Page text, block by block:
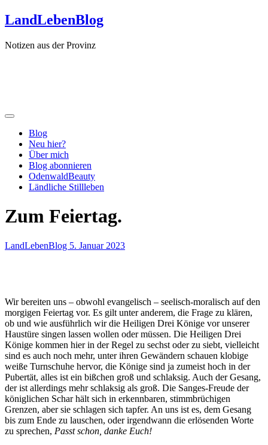
Zum
Inhalt
LandLebenBlog
Notizen aus der Provinz
Blog
Neu hier?
Über mich
Blog abonnieren
OdenwaldBeauty
Ländliche Stillleben
Zum Feiertag.
LandLebenBlog 5. Januar 2023
Wir bereiten uns – obwohl evangelisch – seelisch-moralisch auf den
morgigen Feiertag vor. Es gilt unter anderem, die Frage zu klären,
ob und wie ausführlich wir die Heiligen Drei Könige vor unserer
Haustüre singen lassen wollen oder müssen. Die Heiligen Drei
Könige kommen hier in der Regel zu sechst oder zu siebt, vielleicht
sind es auch noch mehr, unter ihren Gewändern schauen klobige
weiße Turnschuhe hervor, die Könige sind ja zumeist hoch in der
Pubertät, alles ist ein bißchen groß und schlaksig. Auch der Gesang,
der ist allerdings mehr schlaksig als groß. Die Sanges-Freude der
königlichen Schar hält sich in erkennbaren, stimmbrüchigen
Grenzen, aber sie schlagen sich tapfer. An uns ist es, dem Gesang
bis zum Ende zu lauschen, oder irgendwann die erlösenden Worte
zu sprechen, Passt schon, danke Euch!